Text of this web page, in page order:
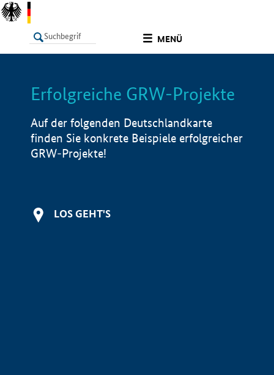
MENÜ
LISTE Info
Erfolgreiche GRW-Projekte
Auf der folgenden Deutschlandkarte
finden Sie konkrete Beispiele erfolgreicher
GRW-Projekte!
LOS GEHT'S